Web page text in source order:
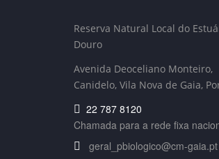
Reserva Natural Local do
Douro
Avenida Deoceliano Monteiro,
Canidelo, Vila Nova de Gaia,
22 787 8120
Chamada para a rede fixa
geral_pbiologico@cm-gaia.pt